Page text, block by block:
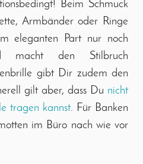
Beim Schmuck
Armbänder oder Ringe
eleganten Part nur noch
macht den Stilbruch
gibt Dir zudem den
gilt aber, dass Du nicht
tragen kannst. Für Banken
im Büro nach wie vor